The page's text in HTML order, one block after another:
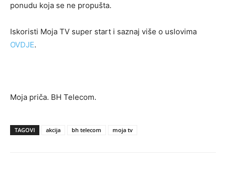
ponudu koja se ne propušta.
Iskoristi Moja TV super start i saznaj više o uslovima
OVDJE.
Moja priča. BH Telecom.
TAGOVI akcija bh telecom moja tv